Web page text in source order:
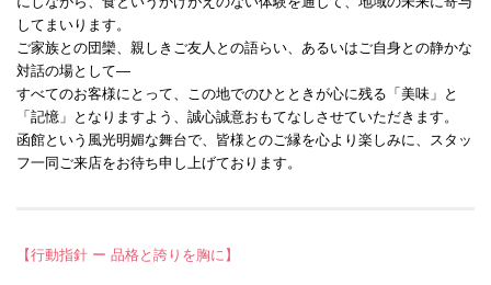
してまいります。
ご家族との団欒、親しきご友人との語らい、あるいはご自身との静かな
対話の場として—
すべてのお客様にとって、この地でのひとときが心に残る「美味」と
「記憶」となりますよう、誠心誠意おもてなしさせていただきます。
函館という風光明媚な舞台で、皆様とのご縁を心より楽しみに、スタッ
フ一同ご来店をお待ち申し上げております。
【行動指針 ー 品格と誇りを胸に】